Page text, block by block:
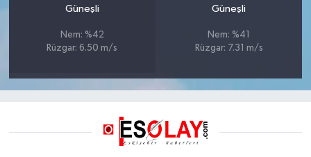
Güneşli
Nem: %42
Rüzgar: 6.50 m/s
Güneşli
Nem: %41
Rüzgar: 7.31 m/s